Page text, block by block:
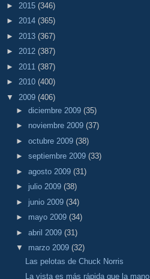
► 2015 (346)
► 2014 (365)
► 2013 (367)
► 2012 (387)
► 2011 (387)
► 2010 (400)
▼ 2009 (406)
► diciembre 2009 (35)
► noviembre 2009 (37)
► octubre 2009 (38)
► septiembre 2009 (33)
► agosto 2009 (31)
► julio 2009 (38)
► junio 2009 (34)
► mayo 2009 (34)
► abril 2009 (31)
▼ marzo 2009 (32)
Las pelotas de Chuck Norris
La vista es más rápida que la mano